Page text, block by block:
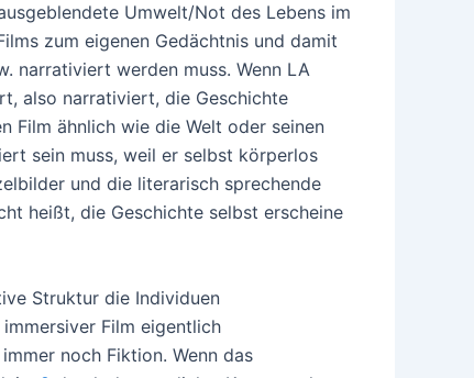
Umwelt/Not des Lebens im
zum eigenen Gedächtnis und damit
narrativiert werden muss. Wenn LA
also narrativiert, die Geschichte
Film ähnlich wie die Welt oder seinen
sein muss, weil er selbst körperlos
und die literarisch sprechende
heißt, die Geschichte selbst erscheine
Struktur die Individuen
Film eigentlich
noch Fiktion. Wenn das